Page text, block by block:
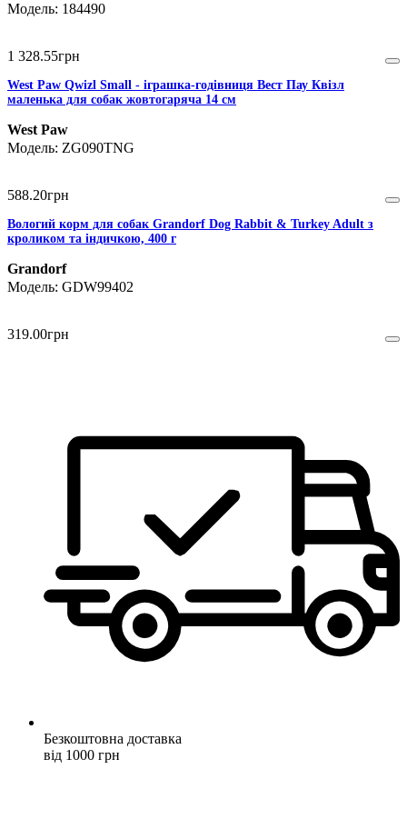
184490
1 328.55грн
West Paw Qwizl Small - іграшка-годівниця Вест Пау Квізл
маленька для собак жовтогаряча 14 см
West Paw
ZG090TNG
588.20грн
Вологий корм для собак Grandorf Dog Rabbit & Turkey Adult з
кроликом та індичкою, 400 г
Grandorf
GDW99402
319.00грн
Безкоштовна доставка
від 1000 грн